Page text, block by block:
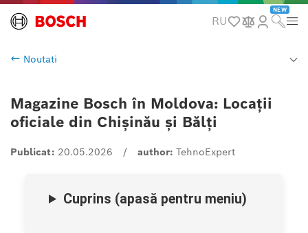
RU
NEW
Noutati
Magazine Bosch în Moldova: Locații
oficiale din Chișinău și Bălți
Publicat: 20.05.2026 / author: TehnoExpert
Cuprins (apasă pentru meniu)